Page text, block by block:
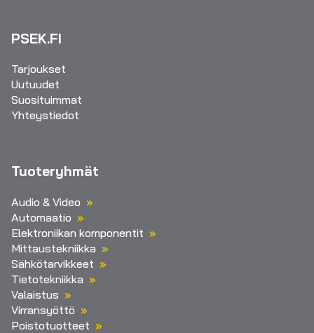
PSEK.FI
Tarjoukset
Uutuudet
Suosituimmat
Yhteystiedot
Tuoteryhmät
Audio & Video
Automaatio
Elektroniikan komponentit
Mittaustekniikka
Sähkötarvikkeet
Tietotekniikka
Valaistus
Virransyöttö
Poistotuotteet